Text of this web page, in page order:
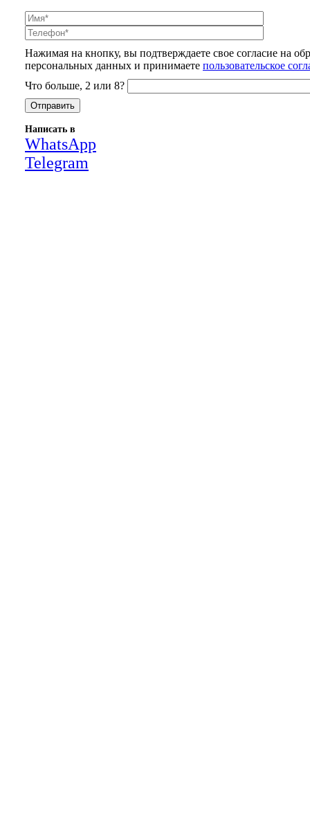
Нажимая на кнопку, вы подтверждаете свое согласие на
персональных данных и принимаете пользовательское
Что больше, 2 или 8?
Написать в
WhatsApp
Telegram